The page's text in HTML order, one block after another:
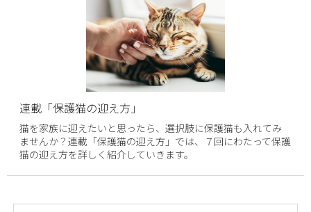
連載「保護猫の迎え方」
猫を家族に迎えたいと思ったら、選択肢に保護猫も入れてみ
ませんか？連載「保護猫の迎え方」では、７回にわたって保護
猫の迎え方を詳しく紹介していきます。